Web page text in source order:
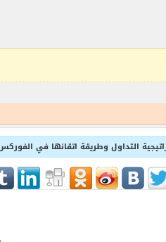
التداول وطريقة اتقانها في